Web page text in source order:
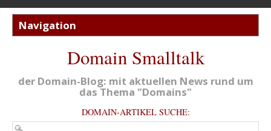
Domain Smalltalk
der Domain-Blog: mit aktuellen News rund um
das Thema "Domains"
DOMAIN-ARTIKEL SUCHE: